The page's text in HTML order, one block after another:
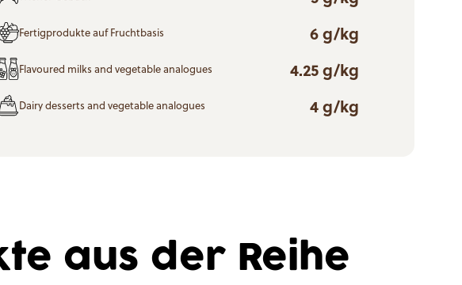
Fertigprodukte auf Fruchtbasis 6 g/kg
Flavoured milks and vegetable analogues 4.25 g/kg
Dairy desserts and vegetable analogues 4 g/kg
aus der Reihe